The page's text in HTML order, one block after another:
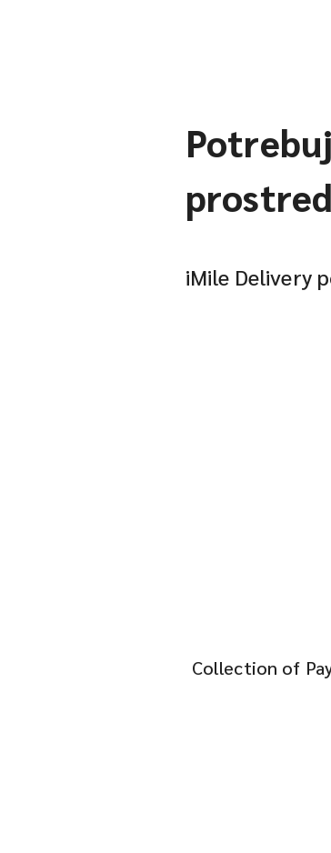
iMile Delivery
Collection of